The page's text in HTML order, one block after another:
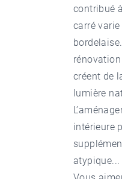
contribué
carré
créent de
lumière
intérieure
atypique...